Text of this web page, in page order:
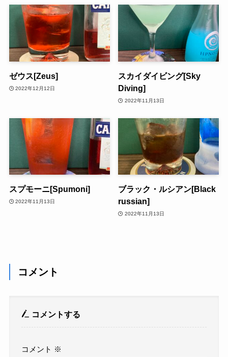
ゼウス[Zeus]
2022年12月12日
スカイダイビング[Sky
Diving]
2022年11月13日
スプモーニ[Spumoni]
2022年11月13日
ブラック・ルシアン[Black
russian]
2022年11月13日
コメント
コメントする
コメント ※